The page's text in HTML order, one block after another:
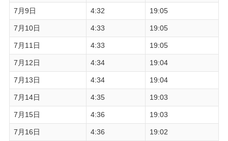
7月9日 4:32 19:05
7月10日 4:33 19:05
7月11日 4:33 19:05
7月12日 4:34 19:04
7月13日 4:34 19:04
7月14日 4:35 19:03
7月15日 4:36 19:03
7月16日 4:36 19:02